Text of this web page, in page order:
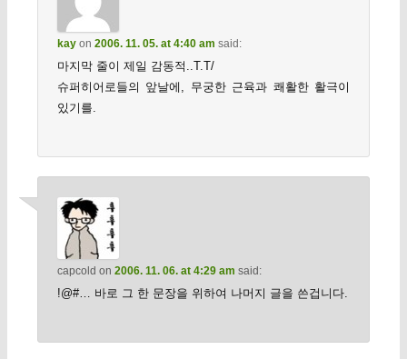
kayon 2006. 11. 05. at 4:40 am said:
마지막 줄이 제일 감동적..T.T/
슈퍼히어로들의 앞날에, 무궁한 근육과 쾌활한 활극이
있기를.
capcold on 2006. 11. 06. at 4:29 am said:
!@#… 바로 그 한 문장을 위하여 나머지 글을 쓴겁니다.